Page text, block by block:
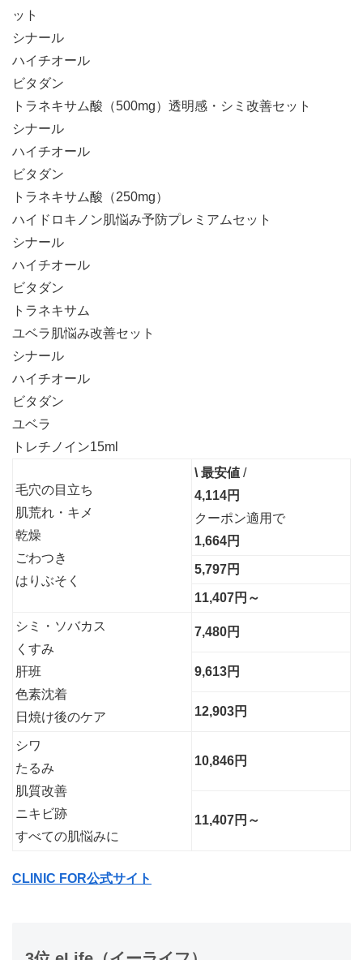
ット
シナール
ハイチオール
ビタダン
トラネキサム酸（500mg） 透明感・シミ改善セット
シナール
ハイチオール
ビタダン
トラネキサム酸（250mg）
ハイドロキノン 肌悩み予防プレミアムセット
シナール
ハイチオール
ビタダン
トラネキサム
ユベラ 肌悩み改善セット
シナール
ハイチオール
ビタダン
ユベラ
トレチノイン15ml
毛穴の目立ち
肌荒れ・キメ
乾燥
ごわつき
はりぶそく
\ 最安値 /
4,114円
クーポン適用で
1,664円
5,797円
11,407円～
シミ・ソバカス
くすみ
肝班
色素沈着
日焼け後のケア
7,480円
9,613円
12,903円
シワ
たるみ
肌質改善
ニキビ跡
すべての肌悩みに
10,846円
11,407円～
CLINIC FOR公式サイト